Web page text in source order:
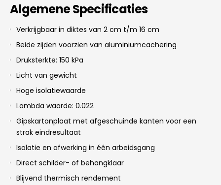
Algemene Specificaties
Verkrijgbaar in diktes van 2 cm t/m 16 cm
Beide zijden voorzien van aluminiumcachering
Druksterkte: 150 kPa
Licht van gewicht
Hoge isolatiewaarde
Lambda waarde: 0.022
Gipskartonplaat met afgeschuinde kanten voor een
strak eindresultaat
Isolatie en afwerking in één arbeidsgang
Direct schilder- of behangklaar
Blijvend thermisch rendement